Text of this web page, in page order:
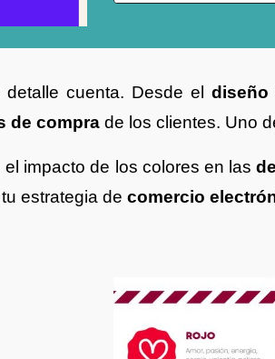
detalle cuenta. Desde eldiseño
de comprade los clientes. Uno
impacto de los colores en las
estrategia de comercio